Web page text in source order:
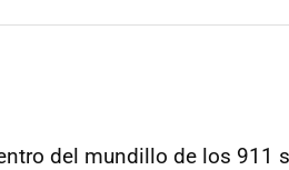
del mundillo de los 911